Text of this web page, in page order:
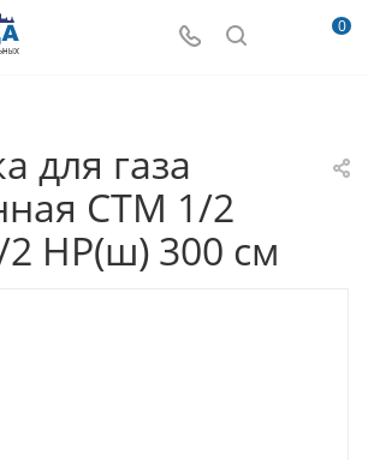
0
для газа
CTM 1/2
2 НР(ш) 300 см